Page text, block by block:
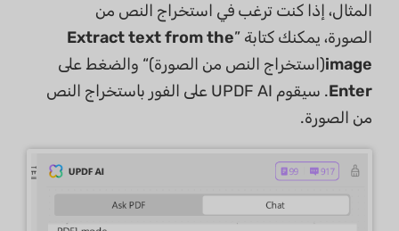
المثال، إذا كنت ترغب في استخراج النص من
الصورة، يمكنك كتابة ”Extract text from the
image(استخراج النص من الصورة)“ والضغط على
Enter
. سيقوم UPDF AI على الفور باستخراج النص
من الصورة.